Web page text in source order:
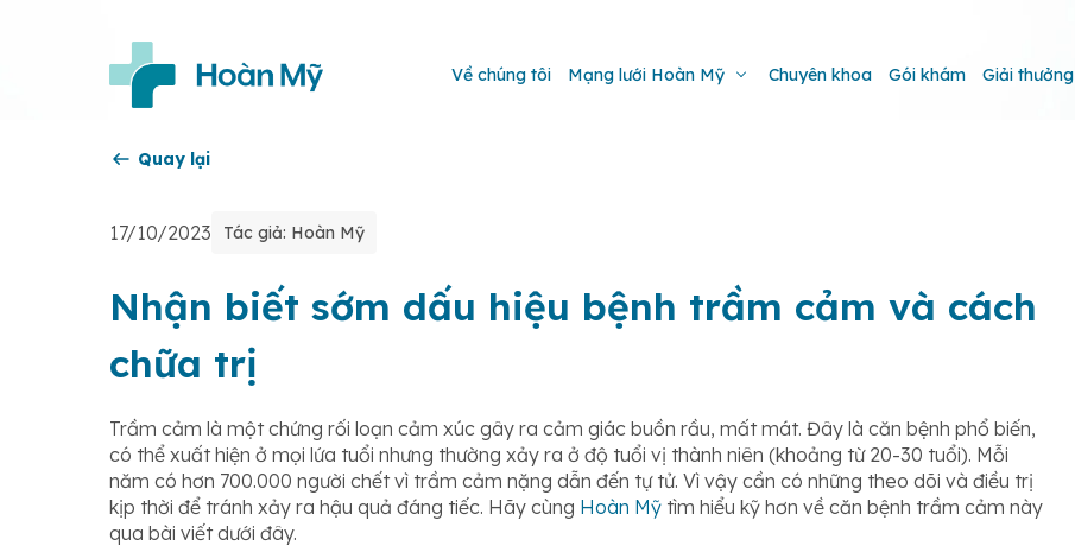
Về chúng tôi Mạng lưới Hoàn Mỹ Chuyên khoa Gói khám Giải thưởng
Quay lại
17/10/2023 Tác giả: Hoàn Mỹ
Nhận biết sớm dấu hiệu bệnh trầm cảm và cách
chữa trị
Trầm cảm là một chứng rối loạn cảm xúc gây ra cảm giác buồn rầu, mất mát. Đây là căn bệnh phổ biến,
có thể xuất hiện ở mọi lứa tuổi nhưng thường xảy ra ở độ tuổi vị thành niên (khoảng từ 20-30 tuổi). Mỗi
năm có hơn 700.000 người chết vì trầm cảm nặng dẫn đến tự tử. Vì vậy cần có những theo dõi và điều trị
kịp thời để tránh xảy ra hậu quả đáng tiếc. Hãy cùng Hoàn Mỹ tìm hiểu kỹ hơn về căn bệnh trầm cảm này
qua bài viết dưới đây.